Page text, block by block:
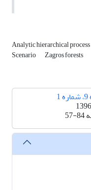
Analytic hierarchical process
Scenario Zagros forests
57-84